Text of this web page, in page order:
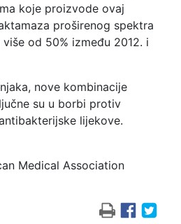
koje proizvode ovaj
proširenog spektra
više od 50% između 2012. i
nove kombinacije
su u borbi protiv
lijekove.
Medical Association